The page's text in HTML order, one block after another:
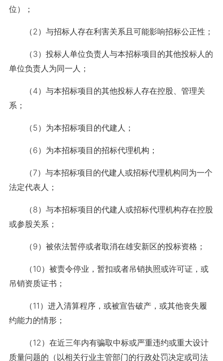
位）；
（2）与招标人存在利害关系且可能影响招标公正性；
（3）投标人单位负责人与本招标项目的其他投标人的
单位负责人为同一人；
（4）与本招标项目的其他投标人存在控股、管理关
系；
（5）为本招标项目的代建人；
（6）为本招标项目的招标代理机构；
（7）与本招标项目的代建人或招标代理机构同为一个
法定代表人；
（8）与本招标项目的代建人或招标代理机构存在控股
或参股关系；
（9）被依法暂停或者取消在雄安新区的投标资格；
（10）被责令停业，暂扣或者吊销执照或许可证，或
吊销资质证书；
（11）进入清算程序，或被宣告破产，或其他丧失履
约能力的情形；
（12）在近三年内有骗取中标或严重违约或重大设计
质量问题的（以相关行业主管部门的行政处罚决定或司法